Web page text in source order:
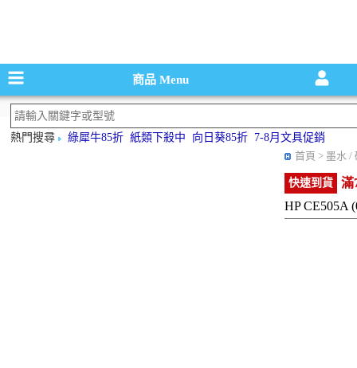
商品Menu
熱門搜尋 綠犀牛85折 紙類下殺中 向日葵85折 7-8月文具促銷
首頁 > 墨水 /
快速到貨
滿
HP CE505A